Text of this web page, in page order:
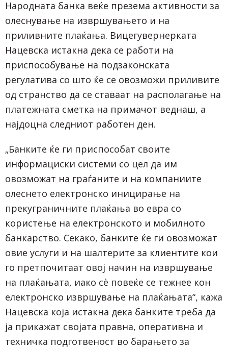
Народната банка веќе презема активности за
олеснување на извршувањето и на
приливните плаќања. Вицегувернерката
Нацевска истакна дека се работи на
приспособување на подзаконската
регулатива со што ќе се овозможи приливите
од странство да се ставаат на располагање на
платежната сметка на примачот веднаш, а
најдоцна следниот работен ден.
„Банките ќе ги приспособат своите
информациски системи со цел да им
овозможат на граѓаните и на компаниите
олеснето електронско иницирање на
прекуграничните плаќања во евра со
користење на електронското и мобилното
банкарство. Секако, банките ќе ги овозможат
овие услуги и на шалтерите за клиентите кои
го претпочитаат овој начин на извршување
на плаќањата, иако сѐ повеќе се тежнее кон
електронско извршување на плаќањата“, кажа
Нацевска која истакна дека банките треба да
ја прикажат својата правна, оперативна и
техничка подготвеност во барањето за